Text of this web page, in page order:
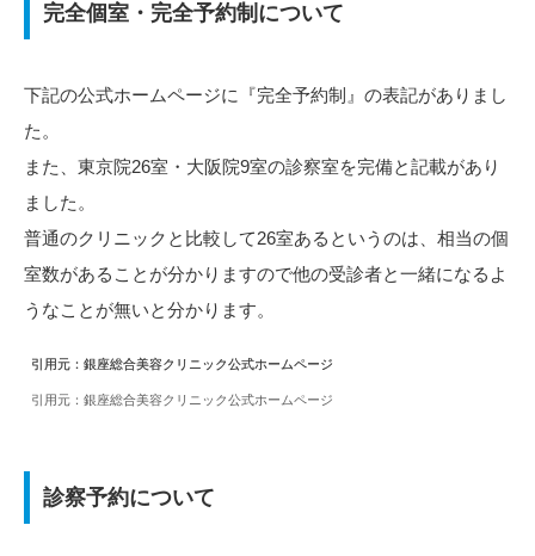
完全個室・完全予約制について
下記の公式ホームページに『完全予約制』の表記がありまし
た。
また、東京院26室・大阪院9室の診察室を完備と記載があり
ました。
普通のクリニックと比較して26室あるというのは、相当の個
室数があることが分かりますので他の受診者と一緒になるよ
うなことが無いと分かります。
引用元：銀座総合美容クリニック公式ホームページ
引用元：銀座総合美容クリニック公式ホームページ
引用元：銀座総合美容クリニック公式ホームページ
診察予約について